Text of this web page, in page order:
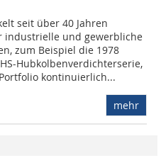
seit über 40 Jahren
industrielle und gewerbliche
zum Beispiel die 1978
Hubkolbenverdichterserie,
kontinuierlich...
mehr